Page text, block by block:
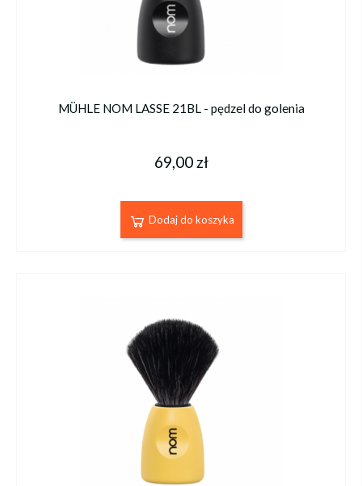
MÜHLE NOM LASSE 21BL - pędzel do golenia
69,00 zł
Dodaj do koszyka